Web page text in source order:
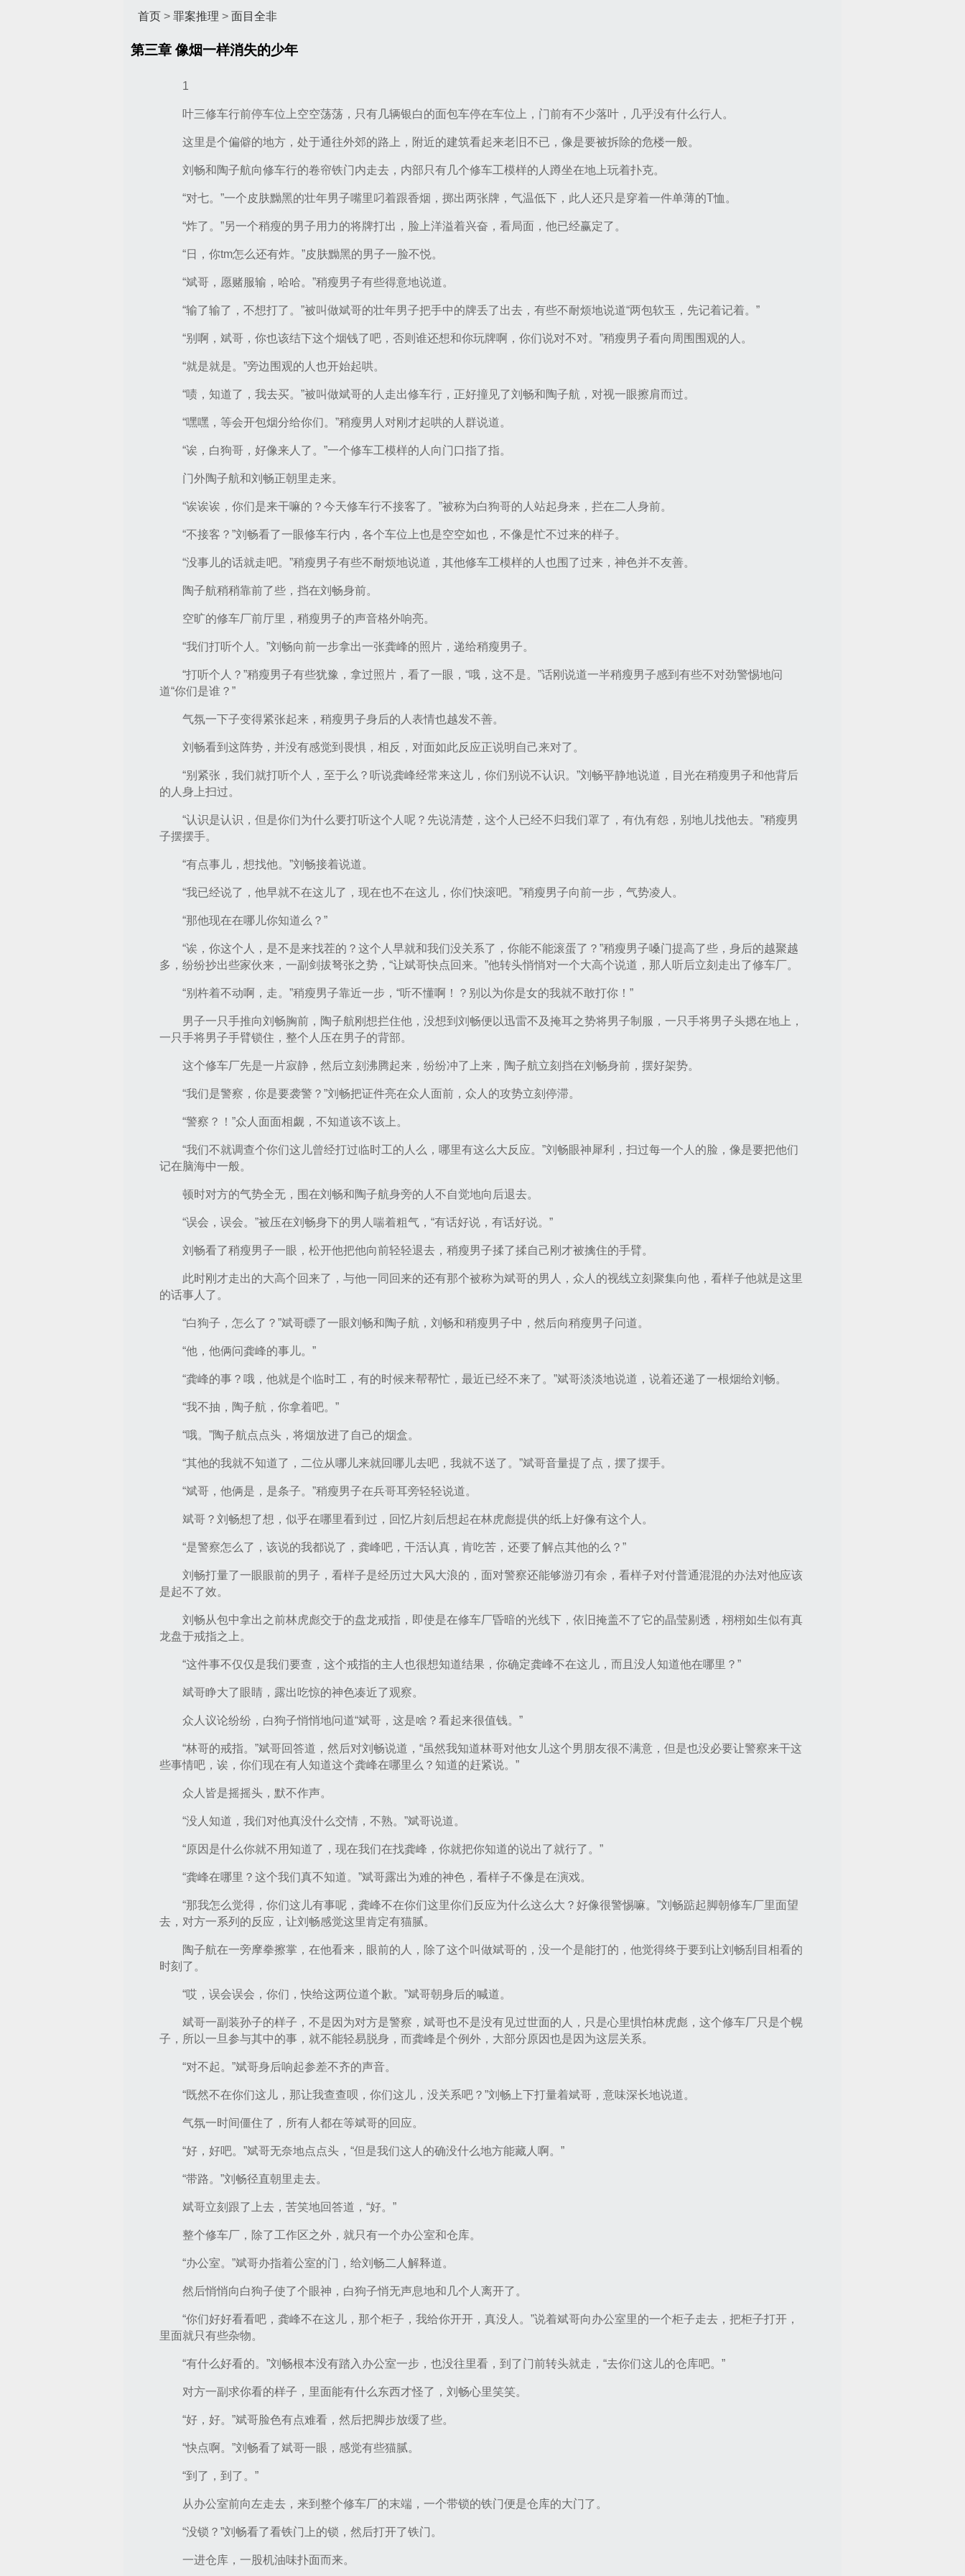
首页 > 罪案推理 > 面目全非
第三章 像烟一样消失的少年
1
叶三修车行前停车位上空空荡荡，只有几辆银白的面包车停在车位上，门前有不少落叶，几乎没有什么行人。
这里是个偏僻的地方，处于通往外郊的路上，附近的建筑看起来老旧不已，像是要被拆除的危楼一般。
刘畅和陶子航向修车行的卷帘铁门内走去，内部只有几个修车工模样的人蹲坐在地上玩着扑克。
“对七。”一个皮肤黝黑的壮年男子嘴里叼着跟香烟，掷出两张牌，气温低下，此人还只是穿着一件单薄的T恤。
“炸了。”另一个稍瘦的男子用力的将牌打出，脸上洋溢着兴奋，看局面，他已经赢定了。
“日，你tm怎么还有炸。”皮肤黝黑的男子一脸不悦。
“斌哥，愿赌服输，哈哈。”稍瘦男子有些得意地说道。
“输了输了，不想打了。”被叫做斌哥的壮年男子把手中的牌丢了出去，有些不耐烦地说道“两包软玉，先记着记着。”
“别啊，斌哥，你也该结下这个烟钱了吧，否则谁还想和你玩牌啊，你们说对不对。”稍瘦男子看向周围围观的人。
“就是就是。”旁边围观的人也开始起哄。
“啧，知道了，我去买。”被叫做斌哥的人走出修车行，正好撞见了刘畅和陶子航，对视一眼擦肩而过。
“嘿嘿，等会开包烟分给你们。”稍瘦男人对刚才起哄的人群说道。
“诶，白狗哥，好像来人了。”一个修车工模样的人向门口指了指。
门外陶子航和刘畅正朝里走来。
“诶诶诶，你们是来干嘛的？今天修车行不接客了。”被称为白狗哥的人站起身来，拦在二人身前。
“不接客？”刘畅看了一眼修车行内，各个车位上也是空空如也，不像是忙不过来的样子。
“没事儿的话就走吧。”稍瘦男子有些不耐烦地说道，其他修车工模样的人也围了过来，神色并不友善。
陶子航稍稍靠前了些，挡在刘畅身前。
空旷的修车厂前厅里，稍瘦男子的声音格外响亮。
“我们打听个人。”刘畅向前一步拿出一张龚峰的照片，递给稍瘦男子。
“打听个人？”稍瘦男子有些犹豫，拿过照片，看了一眼，“哦，这不是。”话刚说道一半稍瘦男子感到有些不对劲警惕地问
道“你们是谁？”
气氛一下子变得紧张起来，稍瘦男子身后的人表情也越发不善。
刘畅看到这阵势，并没有感觉到畏惧，相反，对面如此反应正说明自己来对了。
“别紧张，我们就打听个人，至于么？听说龚峰经常来这儿，你们别说不认识。”刘畅平静地说道，目光在稍瘦男子和他背后
的人身上扫过。
“认识是认识，但是你们为什么要打听这个人呢？先说清楚，这个人已经不归我们罩了，有仇有怨，别地儿找他去。”稍瘦男
子摆摆手。
“有点事儿，想找他。”刘畅接着说道。
“我已经说了，他早就不在这儿了，现在也不在这儿，你们快滚吧。”稍瘦男子向前一步，气势凌人。
“那他现在在哪儿你知道么？”
“诶，你这个人，是不是来找茬的？这个人早就和我们没关系了，你能不能滚蛋了？”稍瘦男子嗓门提高了些，身后的越聚越
多，纷纷抄出些家伙来，一副剑拔弩张之势，“让斌哥快点回来。”他转头悄悄对一个大高个说道，那人听后立刻走出了修车厂。
“别杵着不动啊，走。”稍瘦男子靠近一步，“听不懂啊！？别以为你是女的我就不敢打你！”
男子一只手推向刘畅胸前，陶子航刚想拦住他，没想到刘畅便以迅雷不及掩耳之势将男子制服，一只手将男子头摁在地上，
一只手将男子手臂锁住，整个人压在男子的背部。
这个修车厂先是一片寂静，然后立刻沸腾起来，纷纷冲了上来，陶子航立刻挡在刘畅身前，摆好架势。
“我们是警察，你是要袭警？”刘畅把证件亮在众人面前，众人的攻势立刻停滞。
“警察？！”众人面面相觑，不知道该不该上。
“我们不就调查个你们这儿曾经打过临时工的人么，哪里有这么大反应。”刘畅眼神犀利，扫过每一个人的脸，像是要把他们
记在脑海中一般。
顿时对方的气势全无，围在刘畅和陶子航身旁的人不自觉地向后退去。
“误会，误会。”被压在刘畅身下的男人喘着粗气，“有话好说，有话好说。”
刘畅看了稍瘦男子一眼，松开他把他向前轻轻退去，稍瘦男子揉了揉自己刚才被擒住的手臂。
此时刚才走出的大高个回来了，与他一同回来的还有那个被称为斌哥的男人，众人的视线立刻聚集向他，看样子他就是这里
的话事人了。
“白狗子，怎么了？”斌哥瞟了一眼刘畅和陶子航，刘畅和稍瘦男子中，然后向稍瘦男子问道。
“他，他俩问龚峰的事儿。”
“龚峰的事？哦，他就是个临时工，有的时候来帮帮忙，最近已经不来了。”斌哥淡淡地说道，说着还递了一根烟给刘畅。
“我不抽，陶子航，你拿着吧。”
“哦。”陶子航点点头，将烟放进了自己的烟盒。
“其他的我就不知道了，二位从哪儿来就回哪儿去吧，我就不送了。”斌哥音量提了点，摆了摆手。
“斌哥，他俩是，是条子。”稍瘦男子在兵哥耳旁轻轻说道。
斌哥？刘畅想了想，似乎在哪里看到过，回忆片刻后想起在林虎彪提供的纸上好像有这个人。
“是警察怎么了，该说的我都说了，龚峰吧，干活认真，肯吃苦，还要了解点其他的么？”
刘畅打量了一眼眼前的男子，看样子是经历过大风大浪的，面对警察还能够游刃有余，看样子对付普通混混的办法对他应该
是起不了效。
刘畅从包中拿出之前林虎彪交于的盘龙戒指，即使是在修车厂昏暗的光线下，依旧掩盖不了它的晶莹剔透，栩栩如生似有真
龙盘于戒指之上。
“这件事不仅仅是我们要查，这个戒指的主人也很想知道结果，你确定龚峰不在这儿，而且没人知道他在哪里？”
斌哥睁大了眼睛，露出吃惊的神色凑近了观察。
众人议论纷纷，白狗子悄悄地问道“斌哥，这是啥？看起来很值钱。”
“林哥的戒指。”斌哥回答道，然后对刘畅说道，“虽然我知道林哥对他女儿这个男朋友很不满意，但是也没必要让警察来干这
些事情吧，诶，你们现在有人知道这个龚峰在哪里么？知道的赶紧说。”
众人皆是摇摇头，默不作声。
“没人知道，我们对他真没什么交情，不熟。”斌哥说道。
“原因是什么你就不用知道了，现在我们在找龚峰，你就把你知道的说出了就行了。”
“龚峰在哪里？这个我们真不知道。”斌哥露出为难的神色，看样子不像是在演戏。
“那我怎么觉得，你们这儿有事呢，龚峰不在你们这里你们反应为什么这么大？好像很警惕嘛。”刘畅踮起脚朝修车厂里面望
去，对方一系列的反应，让刘畅感觉这里肯定有猫腻。
陶子航在一旁摩拳擦掌，在他看来，眼前的人，除了这个叫做斌哥的，没一个是能打的，他觉得终于要到让刘畅刮目相看的
时刻了。
“哎，误会误会，你们，快给这两位道个歉。”斌哥朝身后的喊道。
斌哥一副装孙子的样子，不是因为对方是警察，斌哥也不是没有见过世面的人，只是心里惧怕林虎彪，这个修车厂只是个幌
子，所以一旦参与其中的事，就不能轻易脱身，而龚峰是个例外，大部分原因也是因为这层关系。
“对不起。”斌哥身后响起参差不齐的声音。
“既然不在你们这儿，那让我查查呗，你们这儿，没关系吧？”刘畅上下打量着斌哥，意味深长地说道。
气氛一时间僵住了，所有人都在等斌哥的回应。
“好，好吧。”斌哥无奈地点点头，“但是我们这人的确没什么地方能藏人啊。”
“带路。”刘畅径直朝里走去。
斌哥立刻跟了上去，苦笑地回答道，“好。”
整个修车厂，除了工作区之外，就只有一个办公室和仓库。
“办公室。”斌哥办指着公室的门，给刘畅二人解释道。
然后悄悄向白狗子使了个眼神，白狗子悄无声息地和几个人离开了。
“你们好好看看吧，龚峰不在这儿，那个柜子，我给你开开，真没人。”说着斌哥向办公室里的一个柜子走去，把柜子打开，
里面就只有些杂物。
“有什么好看的。”刘畅根本没有踏入办公室一步，也没往里看，到了门前转头就走，“去你们这儿的仓库吧。”
对方一副求你看的样子，里面能有什么东西才怪了，刘畅心里笑笑。
“好，好。”斌哥脸色有点难看，然后把脚步放缓了些。
“快点啊。”刘畅看了斌哥一眼，感觉有些猫腻。
“到了，到了。”
从办公室前向左走去，来到整个修车厂的末端，一个带锁的铁门便是仓库的大门了。
“没锁？”刘畅看了看铁门上的锁，然后打开了铁门。
一进仓库，一股机油味扑面而来。